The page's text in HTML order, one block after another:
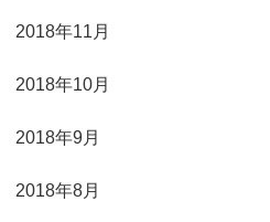
2018年11月
2018年10月
2018年9月
2018年8月